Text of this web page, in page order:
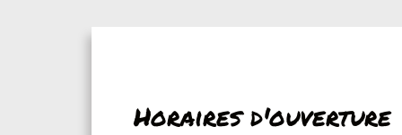
Horaires d'ouverture